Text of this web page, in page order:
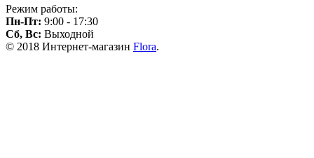
Режим работы:
Пн-Пт: 9:00 - 17:30
Сб, Вс: Выходной
© 2018 Интернет-магазин Flora.